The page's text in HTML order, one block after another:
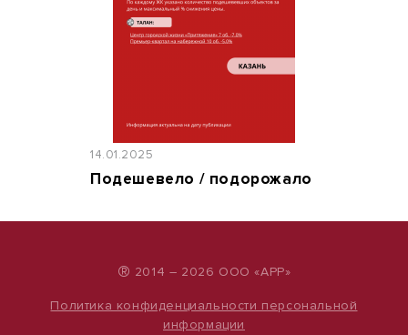
14.01.2025
Подешевело / подорожало
® 2014 – 2026 ООО «АРР»
Политика конфиденциальности персональной
информации